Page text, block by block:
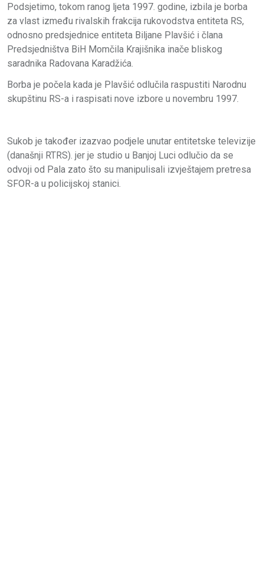
Podsjetimo, tokom ranog ljeta 1997. godine, izbila je borba
za vlast između rivalskih frakcija rukovodstva entiteta RS,
odnosno predsjednice entiteta Biljane Plavšić i člana
Predsjedništva BiH Momčila Krajišnika inače bliskog
saradnika Radovana Karadžića.
Borba je počela kada je Plavšić odlučila raspustiti Narodnu
skupštinu RS-a i raspisati nove izbore u novembru 1997.
Sukob je također izazvao podjele unutar entitetske televizije
(današnji RTRS). jer je studio u Banjoj Luci odlučio da se
odvoji od Pala zato što su manipulisali izvještajem pretresa
SFOR-a u policijskoj stanici.